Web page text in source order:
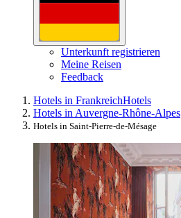
Unterkunft registrieren
Meine Reisen
Feedback
Hotels in FrankreichHotels
Hotels in Auvergne-Rhône-Alpes
Hotels in Saint-Pierre-de-Mésage